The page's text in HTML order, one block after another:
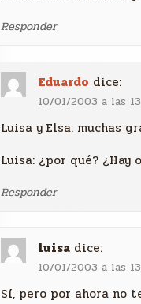
Responder
Eduardo dice:
10/01/2003 a las
Luisa y Elsa: muchas
Luisa: ¿por qué?
Responder
luisa dice:
10/01/2003 a las
Sí, pero por ahora no